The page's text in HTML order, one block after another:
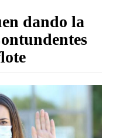
dando la